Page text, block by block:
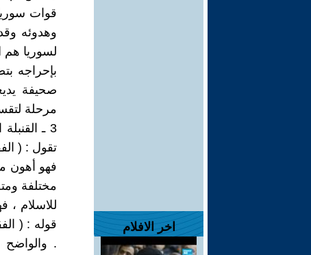
اخر الافلام
قوات
وهدوئه
لسوريا هم
بإحراجه
صحيفة
مرحلة
3 ـ
تقول : (
فهو أهون
مختلفة
للاسلام ،
قوله : (
. والواضح